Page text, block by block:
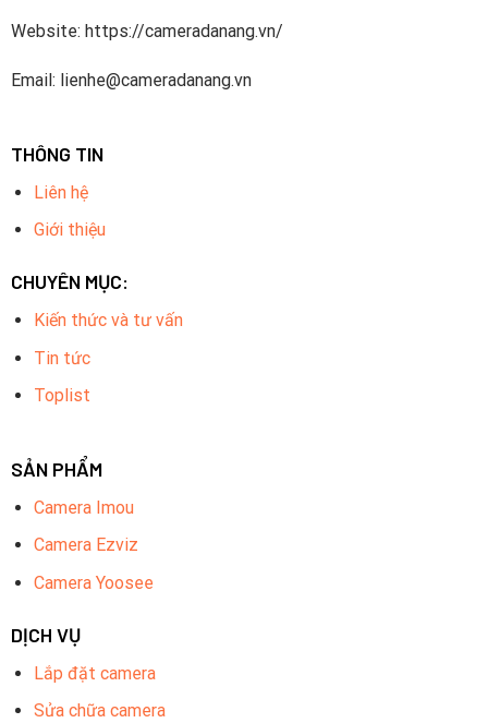
Website: https://cameradanang.vn/
Email: lienhe@cameradanang.vn
THÔNG TIN
Liên hệ
Giới thiệu
CHUYÊN MỤC:
Kiến thức và tư vấn
Tin tức
Toplist
SẢN PHẨM
Camera Imou
Camera Ezviz
Camera Yoosee
DỊCH VỤ
Lắp đặt camera
Sửa chữa camera